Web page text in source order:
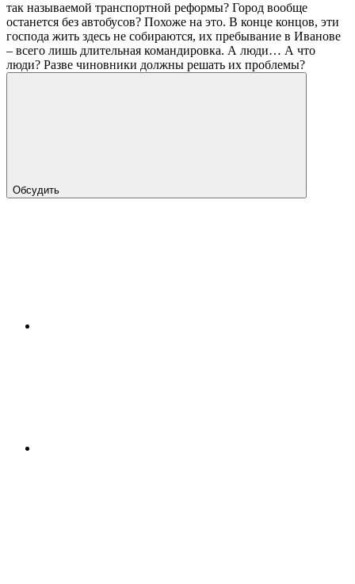
так называемой транспортной реформы? Город вообще
останется без автобусов? Похоже на это. В конце концов, эти
господа жить здесь не собираются, их пребывание в Иванове
– всего лишь длительная командировка. А люди… А что
люди? Разве чиновники должны решать их проблемы?
Обсудить